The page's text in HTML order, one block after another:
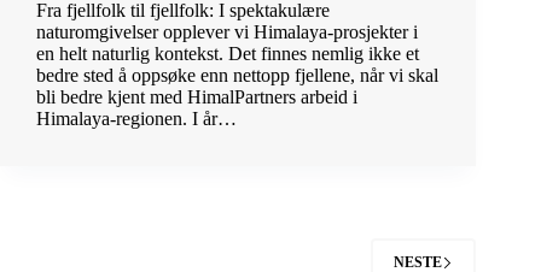
Fra fjellfolk til fjellfolk: I spektakulære
naturomgivelser opplever vi Himalaya-prosjekter i
en helt naturlig kontekst. Det finnes nemlig ikke et
bedre sted å oppsøke enn nettopp fjellene, når vi skal
bli bedre kjent med HimalPartners arbeid i
Himalaya-regionen. I år…
NESTE